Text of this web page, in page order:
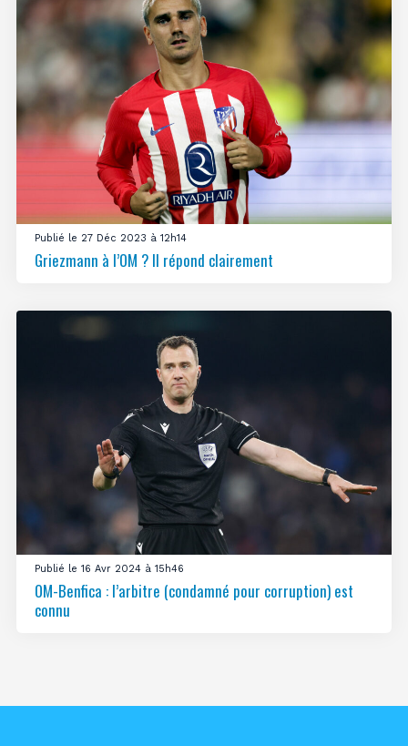
Publié le 27 Déc 2023 à 12h14
Griezmann à l’OM ? Il répond clairement
Publié le 16 Avr 2024 à 15h46
OM-Benfica : l’arbitre (condamné pour corruption) est
connu